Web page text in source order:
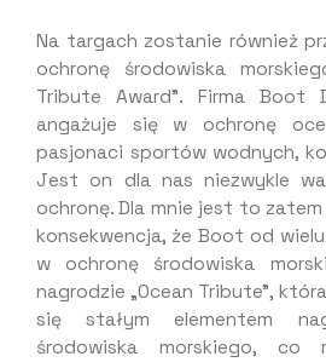
Na targach zostanie również
ochronę środowiska
Tribute Award”. Firma Boot
angażuje się w ochronę
pasjonaci sportów wodnych,
Jest on dla nas niezwykle
ochronę. Dla mnie jest to
konsekwencja, że Boot od
w ochronę środowiska
nagrodzie „Ocean Tribute”,
się stałym elementem
środowiska morskiego, co